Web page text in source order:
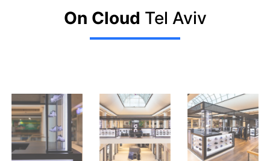
Tel Aviv
On Cloud